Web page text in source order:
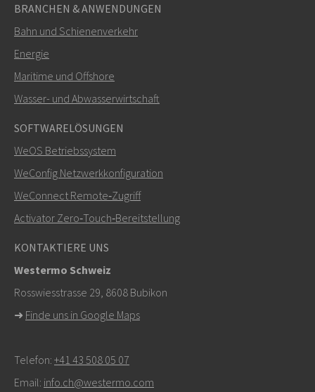
BRANCHEN & ANWENDUNGEN
Bahn und Schienenverkehr
Energie
Maritime und Offshore
Wasser- und Abwasserwirtschaft
SOFTWARELÖSUNGEN
WeOS Betriebssystem
WeConfig Netzwerkkonfiguration
WeConnect Remote‑Zugriff
Activator Zero‑Touch‑Bereitstellung
KONTAKTIERE UNS
Westermo Schweiz
Rosswiesstrasse 29, 8608 Bubikon
➜ Finde uns in Google Maps
Telefon: +41 43 508 05 07
Email: info.ch@westermo.com